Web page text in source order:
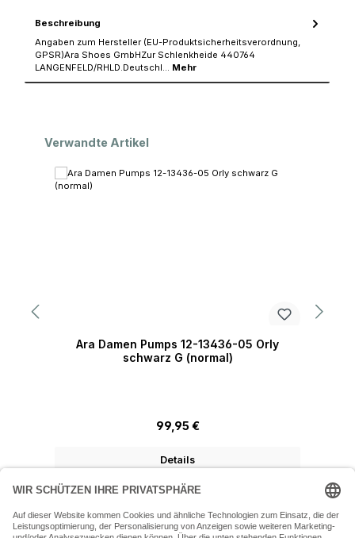
Beschreibung
Angaben zum Hersteller (EU-Produktsicherheitsverordnung,
GPSR)Ara Shoes GmbHZur Schlenkheide 440764
LANGENFELD/RHLD.Deutschl… Mehr
Produktgalerie überspringen
Verwandte Artikel
Ara Damen Pumps 12-13436-05 Orly
schwarz G (normal)
Regulärer Preis:
99,95 €
Details
07243 54050 (Mo-Fr: 9.30 - 18:30 Uhr Sa: 9:30 - 16 Uhr)